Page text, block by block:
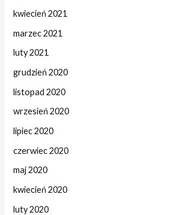
kwiecień 2021
marzec 2021
luty 2021
grudzień 2020
listopad 2020
wrzesień 2020
lipiec 2020
czerwiec 2020
maj 2020
kwiecień 2020
luty 2020